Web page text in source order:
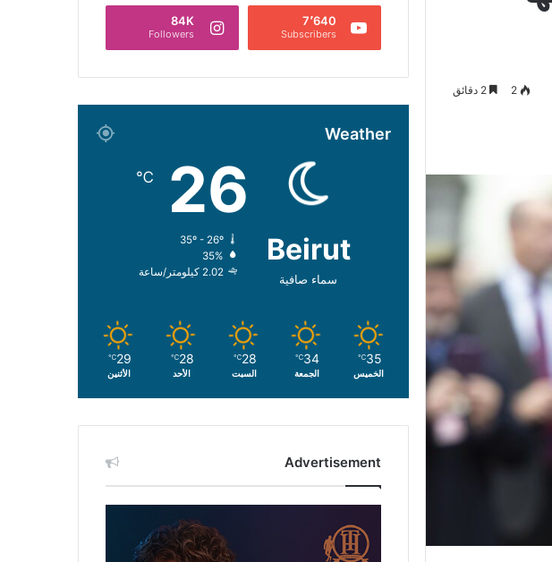
2
7٬640
Subscribers
84K
Followers
Weather
Beirut
سماء صافية
26
℃
35º - 26º
35%
2.02 كيلومتر/ساعة
35
℃
الخميس
34
℃
الجمعة
28
℃
السبت
28
℃
الأحد
29
℃
الأثنين
Advertisement